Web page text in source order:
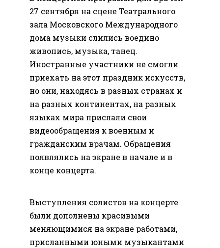
27 сентября на сцене Театрального
зала Московского Международного
дома музыки слились воедино
живопись, музыка, танец.
Иностранные участники не смогли
приехать на этот праздник искусств,
но они, находясь в разных странах и
на разных континентах, на разных
языках мира прислали свои
видеообращения к военным и
гражданским врачам. Обращения
появлялись на экране в начале и в
конце концерта.
Выступления солистов на концерте
были дополнены красивыми
меняющимися на экране работами,
присланными юными музыкантами